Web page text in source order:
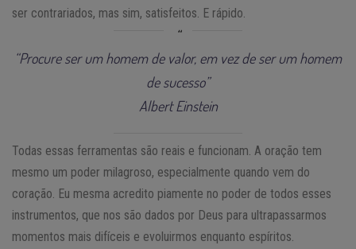
ser contrariados, mas sim, satisfeitos. E rápido.
“Procure ser um homem de valor, em vez de ser um homem
de sucesso”
Albert Einstein
Todas essas ferramentas são reais e funcionam. A oração tem
mesmo um poder milagroso, especialmente quando vem do
coração. Eu mesma acredito piamente no poder de todos esses
instrumentos, que nos são dados por Deus para ultrapassarmos
momentos mais difíceis e evoluirmos enquanto espíritos.